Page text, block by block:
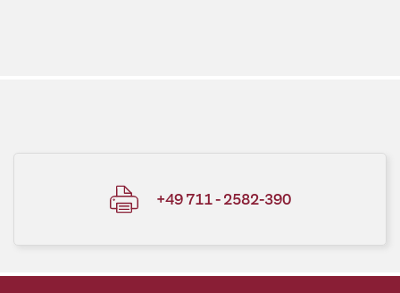
+49 711 - 2582-390